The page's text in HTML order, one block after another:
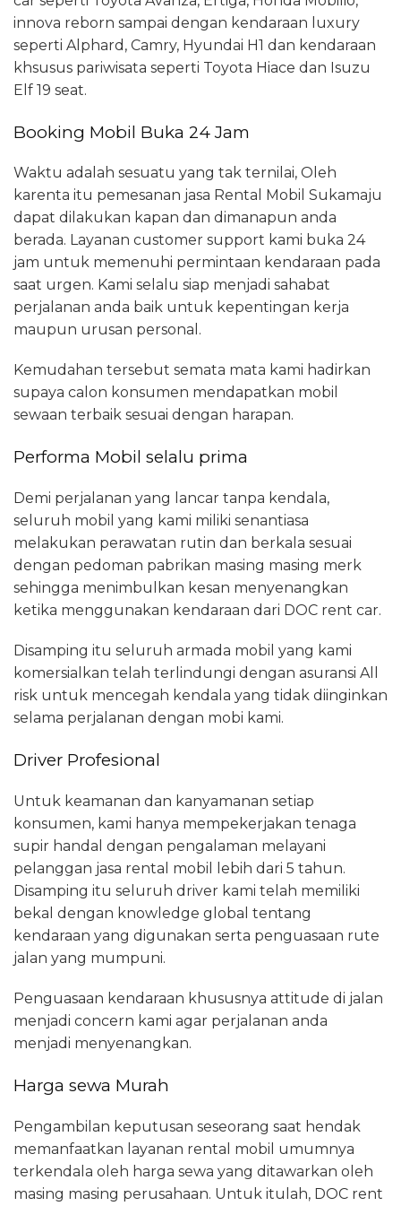
innova reborn sampai dengan kendaraan luxury
seperti Alphard, Camry, Hyundai H1 dan kendaraan
khsusus pariwisata seperti Toyota Hiace dan Isuzu
Elf 19 seat.
Booking Mobil Buka 24 Jam
Waktu adalah sesuatu yang tak ternilai, Oleh
karenta itu pemesanan jasa Rental Mobil Sukamaju
dapat dilakukan kapan dan dimanapun anda
berada. Layanan customer support kami buka 24
jam untuk memenuhi permintaan kendaraan pada
saat urgen. Kami selalu siap menjadi sahabat
perjalanan anda baik untuk kepentingan kerja
maupun urusan personal.
Kemudahan tersebut semata mata kami hadirkan
supaya calon konsumen mendapatkan mobil
sewaan terbaik sesuai dengan harapan.
Performa Mobil selalu prima
Demi perjalanan yang lancar tanpa kendala,
seluruh mobil yang kami miliki senantiasa
melakukan perawatan rutin dan berkala sesuai
dengan pedoman pabrikan masing masing merk
sehingga menimbulkan kesan menyenangkan
ketika menggunakan kendaraan dari DOC rent car.
Disamping itu seluruh armada mobil yang kami
komersialkan telah terlindungi dengan asuransi All
risk untuk mencegah kendala yang tidak diinginkan
selama perjalanan dengan mobi kami.
Driver Profesional
Untuk keamanan dan kanyamanan setiap
konsumen, kami hanya mempekerjakan tenaga
supir handal dengan pengalaman melayani
pelanggan jasa rental mobil lebih dari 5 tahun.
Disamping itu seluruh driver kami telah memiliki
bekal dengan knowledge global tentang
kendaraan yang digunakan serta penguasaan rute
jalan yang mumpuni.
Penguasaan kendaraan khususnya attitude di jalan
menjadi concern kami agar perjalanan anda
menjadi menyenangkan.
Harga sewa Murah
Pengambilan keputusan seseorang saat hendak
memanfaatkan layanan rental mobil umumnya
terkendala oleh harga sewa yang ditawarkan oleh
masing masing perusahaan. Untuk itulah, DOC rent